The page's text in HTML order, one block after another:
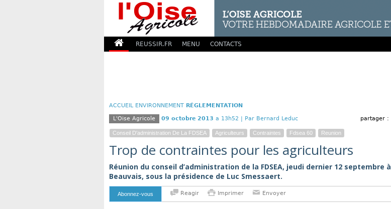
REUSSIR.FR MENU CONTACTS
ACCUEIL ENVIRONNEMENT RÉGLEMENTATION
partager :
L'Oise Agricole 09 octobre 2013 a 13h52 | Par Bernard Leduc
Conseil D'administration De La FDSEA Agriculteurs Contraintes Fdsea 60 Reunion
Trop de contraintes pour les agriculteurs
Réunion du conseil d’administration de la FDSEA, jeudi dernier 12 septembre à
Beauvais, sous la présidence de Luc Smessaert.
Abonnez-vous Reagir Imprimer Envoyer